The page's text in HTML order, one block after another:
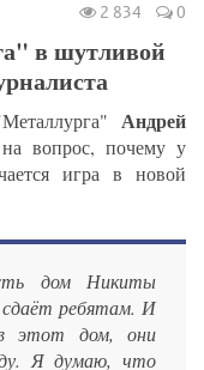
2 834 0
в шутливой
Андрей
вопрос, почему у
игра в новой
дом Никиты
ребятам. И
этот дом, они
Я думаю, что